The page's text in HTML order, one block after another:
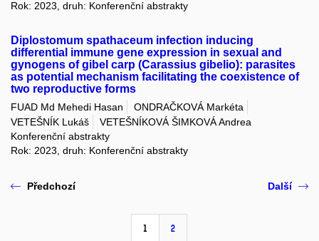
Rok: 2023, druh: Konferenční abstrakty
Diplostomum spathaceum infection inducing
differential immune gene expression in sexual and
gynogens of gibel carp (Carassius gibelio): parasites
as potential mechanism facilitating the coexistence of
two reproductive forms
FUAD Md Mehedi Hasan
ONDRAČKOVÁ Markéta
VETEŠNÍK Lukáš
VETEŠNÍKOVÁ ŠIMKOVÁ Andrea
Konferenční abstrakty
Rok: 2023, druh: Konferenční abstrakty
Předchozí
1 2
Další